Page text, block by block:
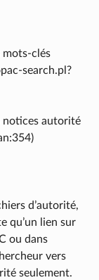
mots-clés
search.pl?
notices autorité
d’autorité,
qu’un lien sur
ou dans
vers
seulement.